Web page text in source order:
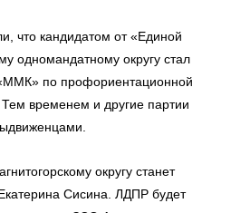
что кандидатом от «Единой
одномандатному округу стал
по профориентационной
. Тем временем и другие партии
округу станет
Сисина. ЛДПР будет